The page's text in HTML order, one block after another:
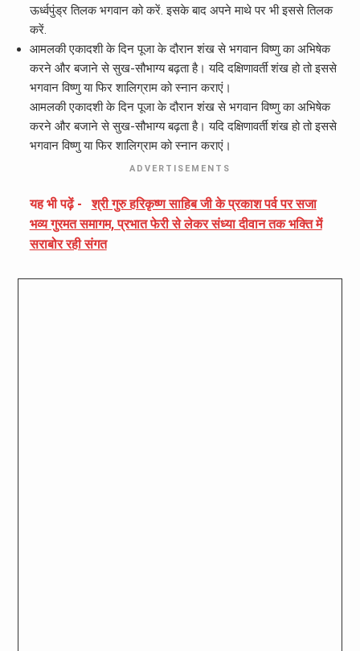
ऊर्ध्वपुंड्र तिलक भगवान को करें. इसके बाद अपने माथे पर भी इससे तिलक
करें.
आमलकी एकादशी के दिन पूजा के दौरान शंख से भगवान विष्णु का अभिषेक
करने और बजाने से सुख-सौभाग्य बढ़ता है। यदि दक्षिणावर्ती शंख हो तो इससे
भगवान विष्णु या फिर शालिग्राम को स्नान कराएं।
आमलकी एकादशी के दिन पूजा के दौरान शंख से भगवान विष्णु का अभिषेक
करने और बजाने से सुख-सौभाग्य बढ़ता है। यदि दक्षिणावर्ती शंख हो तो इससे
भगवान विष्णु या फिर शालिग्राम को स्नान कराएं।
ADVERTISEMENTS
यह भी पढ़ें -
श्री गुरु हरिकृष्ण साहिब जी के प्रकाश पर्व पर सजा
भव्य गुरमत समागम, प्रभात फेरी से लेकर संध्या दीवान तक भक्ति में
सराबोर रही संगत